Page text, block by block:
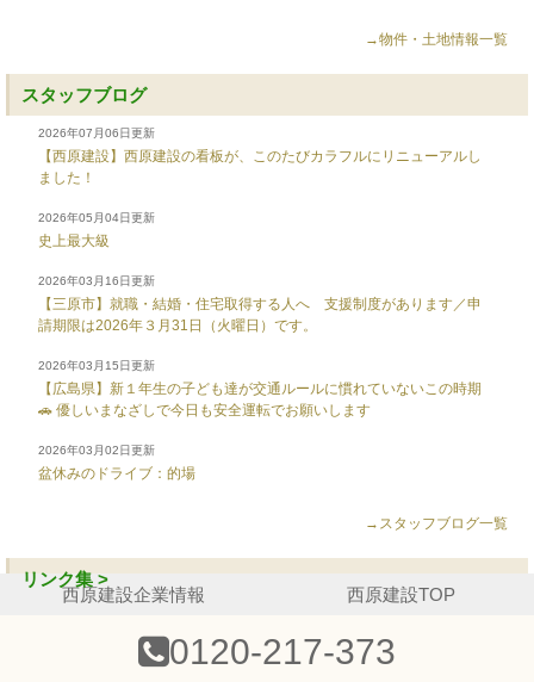
→物件・土地情報一覧
スタッフブログ
2026年07月06日更新
【西原建設】西原建設の看板が、このたびカラフルにリニューアルし
ました！
2026年05月04日更新
史上最大級
2026年03月16日更新
【三原市】就職・結婚・住宅取得する人へ 支援制度があります／申
請期限は2026年３月31日（火曜日）です。
2026年03月15日更新
【広島県】新１年生の子ども達が交通ルールに慣れていないこの時期
🚗 優しいまなざしで今日も安全運転でお願いします
2026年03月02日更新
盆休みのドライブ：的場
→スタッフブログ一覧
リンク集 >
西原建設企業情報 西原建設TOP
0120-217-373